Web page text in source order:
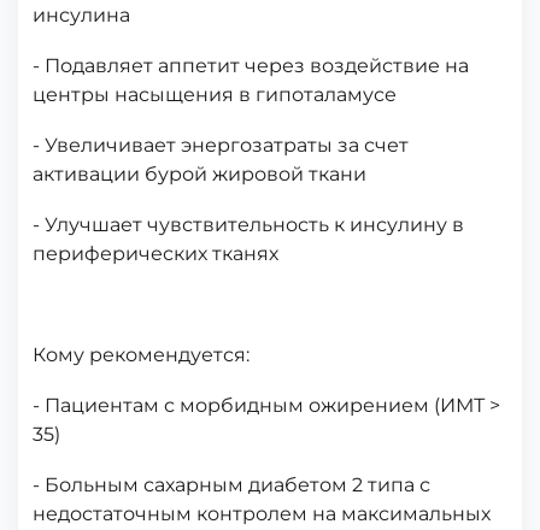
инсулина
- Подавляет аппетит через воздействие на
центры насыщения в гипоталамусе
- Увеличивает энергозатраты за счет
активации бурой жировой ткани
- Улучшает чувствительность к инсулину в
периферических тканях
Кому рекомендуется:
- Пациентам с морбидным ожирением (ИМТ >
35)
- Больным сахарным диабетом 2 типа с
недостаточным контролем на максимальных